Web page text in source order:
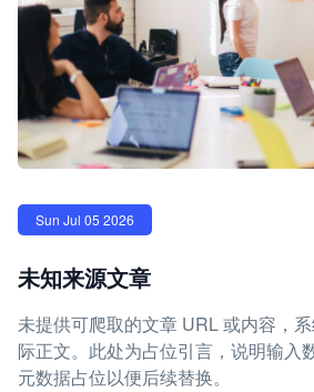
Sun Jul 05 2026
未知来源文章
未提供可爬取的文章 URL 或内容，
际正文。此处为占位引言，说明输入
元数据占位以便后续替换。